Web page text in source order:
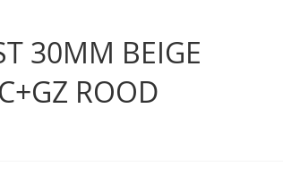
30MM BEIGE
ROOD